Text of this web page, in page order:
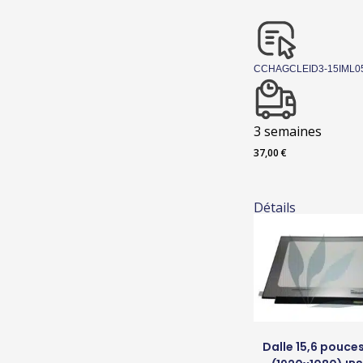
Détails
CCHAGCLEID3-
3 semaines
37,00€
Dalle 15,6